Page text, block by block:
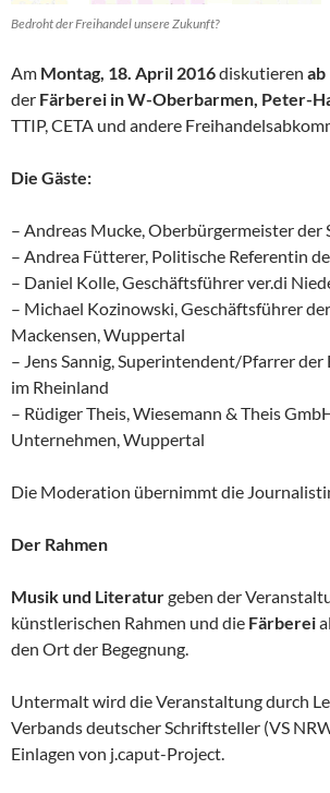
Bedroht der Freihandel unsere Zukunft?
Am Montag, 18. April 2016diskutieren ab
der Färberei in W-Oberbarmen, Peter-
TTIP, CETA und andere
Die Gäste:
– Andreas Mucke, Oberbürgermeister
– Andrea Fütterer, Politische Referentin
– Daniel Kolle, Geschäftsführer ver.di
– Michael Kozinowski, Geschäftsführer
Mackensen, Wuppertal
– Jens Sannig, Superintendent/Pfarrer der
im Rheinland
– Rüdiger Theis, Wiesemann & Theis
Unternehmen, Wuppertal
Die Moderation übernimmt die
Der Rahmen
Musik und Literaturgeben der
künstlerischen Rahmen und die Färberei
den Ort der Begegnung.
Untermalt wird die Veranstaltung durch
Verbands deutscher Schriftsteller (VS
Einlagen von j.caput-Project.